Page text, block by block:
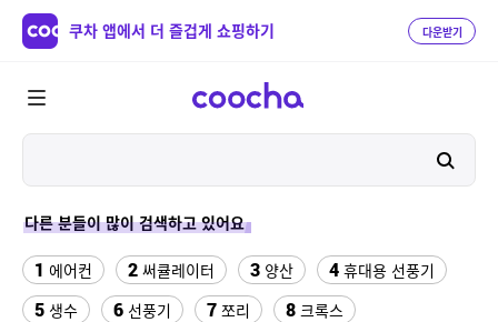
쿠차 앱에서 더 즐겁게 쇼핑하기 다운받기
다른 분들이 많이 검색하고 있어요
1 에어컨 2 써큘레이터 3 양산 4 휴대용 선풍기
5 생수 6 선풍기 7 쪼리 8 크록스